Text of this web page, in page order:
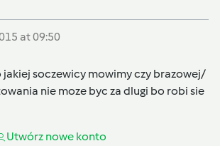
at 09:50
soczewicy mowimy czy brazowej/
nie moze byc za dlugi bo robi sie
Utwórz nowe konto